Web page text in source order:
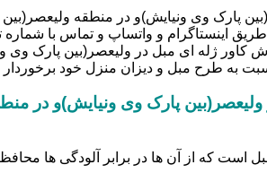
پارک وی ونیایش)و در منطقه
طریق اینستاگرام و واتساپ و تماس با
ژله ای مبل در ولیعصر(بین پارک وی
به طرح مبل و دیزان منزل خود
ولیعصر(بین پارک وی ونیایش)و در
است که از آن ها در برابر آلودگی ها